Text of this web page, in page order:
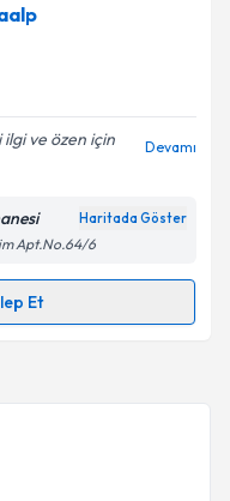
Göndertakvimi talebi
almanız için bir
ile bilgilendireceğiz.
ilişkin
Aydınlatma
belirtilen
ediyorum.
ve özen için
Devamı
Haritada Göster
Apt.No.64/6
Et
ile bilgilendireceğiz.